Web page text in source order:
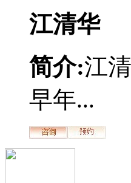
江清华
简介:江
早年...